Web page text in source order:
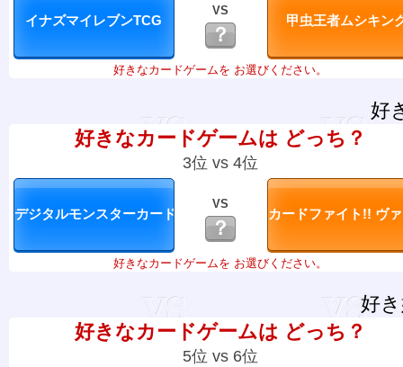
VS
？
好きなカードゲームを お選びください。
好
好きなカードゲームは どっち？
3位 vs 4位
VS
？
好きなカードゲームを お選びください。
好
好きなカードゲームは どっち？
5位 vs 6位